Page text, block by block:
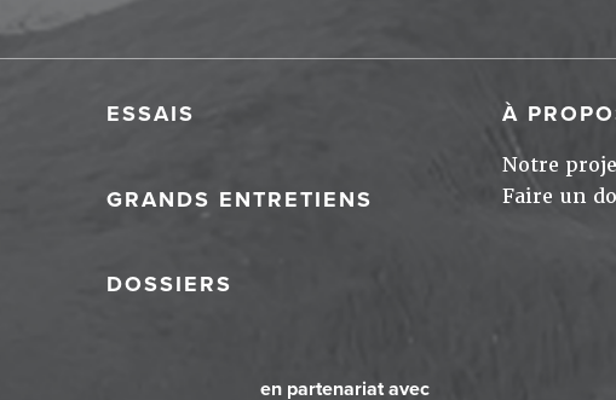
ESSAIS
GRANDS ENTRETIENS
DOSSIERS
À
Notre
Faire un
en partenariat avec